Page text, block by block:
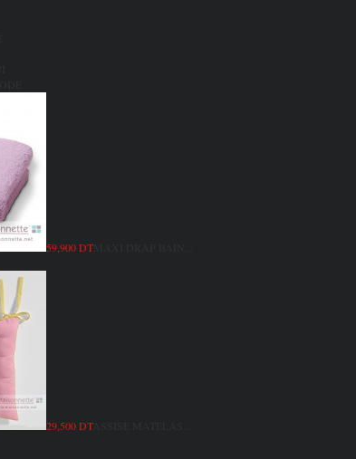
59,900 DT
29,500 DTASSISE MATELAS...